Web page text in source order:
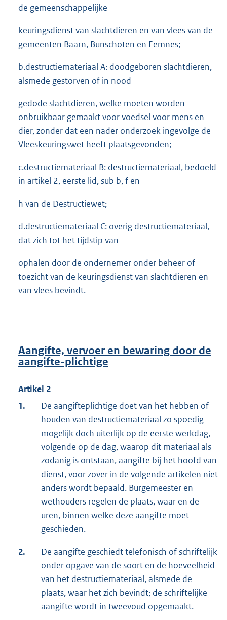
de gemeenschappelijke
keuringsdienst van slachtdieren en van vlees van de
gemeenten Baarn, Bunschoten en Eemnes;
b.destructiemateriaal A: doodgeboren slachtdieren,
alsmede gestorven of in nood
gedode slachtdieren, welke moeten worden
onbruikbaar gemaakt voor voedsel voor mens en
dier, zonder dat een nader onderzoek ingevolge de
Vleeskeuringswet heeft plaatsgevonden;
c.destructiemateriaal B: destructiemateriaal, bedoeld
in artikel 2, eerste lid, sub b, f en
h van de Destructiewet;
d.destructiemateriaal C: overig destructiemateriaal,
dat zich tot het tijdstip van
ophalen door de ondernemer onder beheer of
toezicht van de keuringsdienst van slachtdieren en
van vlees bevindt.
Aangifte, vervoer en bewaring door de
aangifte-plichtige
Artikel 2
1.
De aangifteplichtige doet van het hebben of
houden van destructiemateriaal zo spoedig
mogelijk doch uiterlijk op de eerste werkdag,
volgende op de dag, waarop dit materiaal als
zodanig is ontstaan, aangifte bij het hoofd van
dienst, voor zover in de volgende artikelen niet
anders wordt bepaald. Burgemeester en
wethouders regelen de plaats, waar en de
uren, binnen welke deze aangifte moet
geschieden.
2.
De aangifte geschiedt telefonisch of schriftelijk
onder opgave van de soort en de hoeveelheid
van het destructiemateriaal, alsmede de
plaats, waar het zich bevindt; de schriftelijke
aangifte wordt in tweevoud opgemaakt.